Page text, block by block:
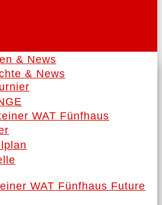
& News
& News
WAT Fünfhaus
WAT Fünfhaus Future